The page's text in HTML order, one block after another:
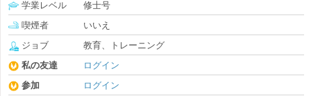
学業レベル
修士号
喫煙者
いいえ
ジョブ
教育、トレーニング
私の友達
ログイン
参加
ログイン